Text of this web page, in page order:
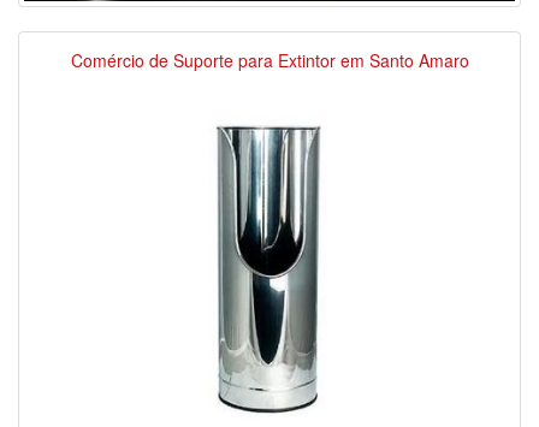
Comércio de Suporte para Extintor em Santo Amaro